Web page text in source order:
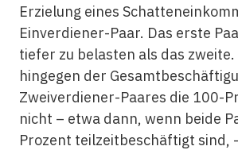
Erzielung eines
Einverdiener-Paar. Das erste
tiefer zu belasten als das
hingegen der
Zweiverdiener-Paares die 100-
nicht – etwa dann, wenn beide
Prozent teilzeitbeschäftigt sind,